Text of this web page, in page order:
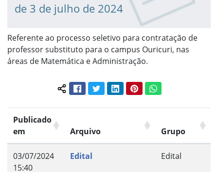
de 3 de julho de 2024
Referente ao processo seletivo para contratação de
professor substituto para o campus Ouricuri, nas
áreas de Matemática e Administração.
Compartilhar conteúdo:
FacebookTwitterLinkedInPinterestWhatsApp
Publicado
em
Arquivo Grupo
03/07/2024
15:40
Edital Edital